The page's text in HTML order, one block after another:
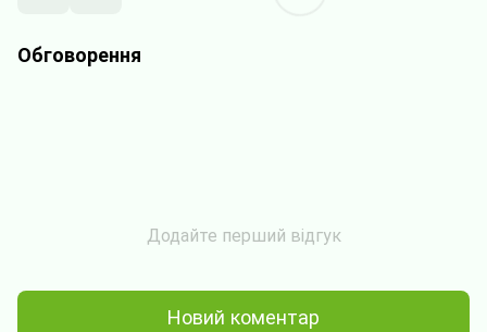
Обговорення
Додайте перший відгук
Новий коментар